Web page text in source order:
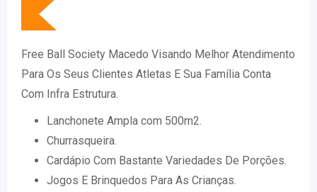
Free Ball Society Macedo Visando Melhor Atendimento
Para Os Seus Clientes Atletas E Sua Família Conta
Com Infra Estrutura.
Lanchonete Ampla com 500m2.
Churrasqueira.
Cardápio Com Bastante Variedades De Porções.
Jogos E Brinquedos Para As Crianças.